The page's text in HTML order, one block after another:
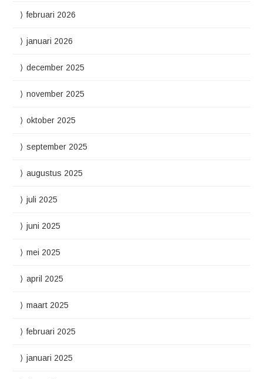
februari 2026
januari 2026
december 2025
november 2025
oktober 2025
september 2025
augustus 2025
juli 2025
juni 2025
mei 2025
april 2025
maart 2025
februari 2025
januari 2025